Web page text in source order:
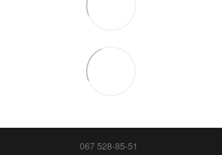
067 528-85-51